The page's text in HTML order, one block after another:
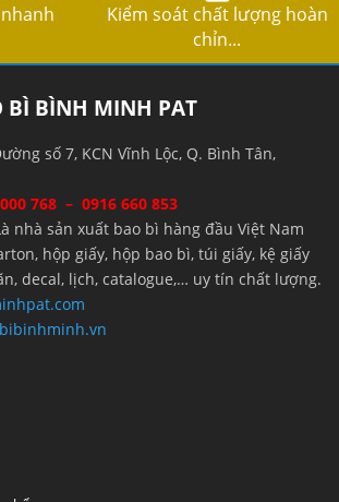
Kiểm soát chất lượng hoàn
chỉn...
BÌ BÌNH MINH PAT
số 7, KCN Vĩnh Lộc, Q. Bình Tân,
768 – 0916 660 853
nhà sản xuất bao bì hàng đầu Việt Nam
hộp giấy, hộp bao bì, túi giấy, kệ giấy
decal, lịch, catalogue,… uy tín chất lượng.